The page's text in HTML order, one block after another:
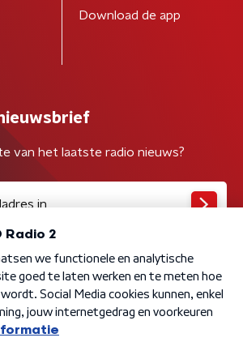
Download de app
van het laatste radio nieuws?